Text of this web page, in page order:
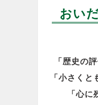
おい
「歴史の
「小さくと
「心に